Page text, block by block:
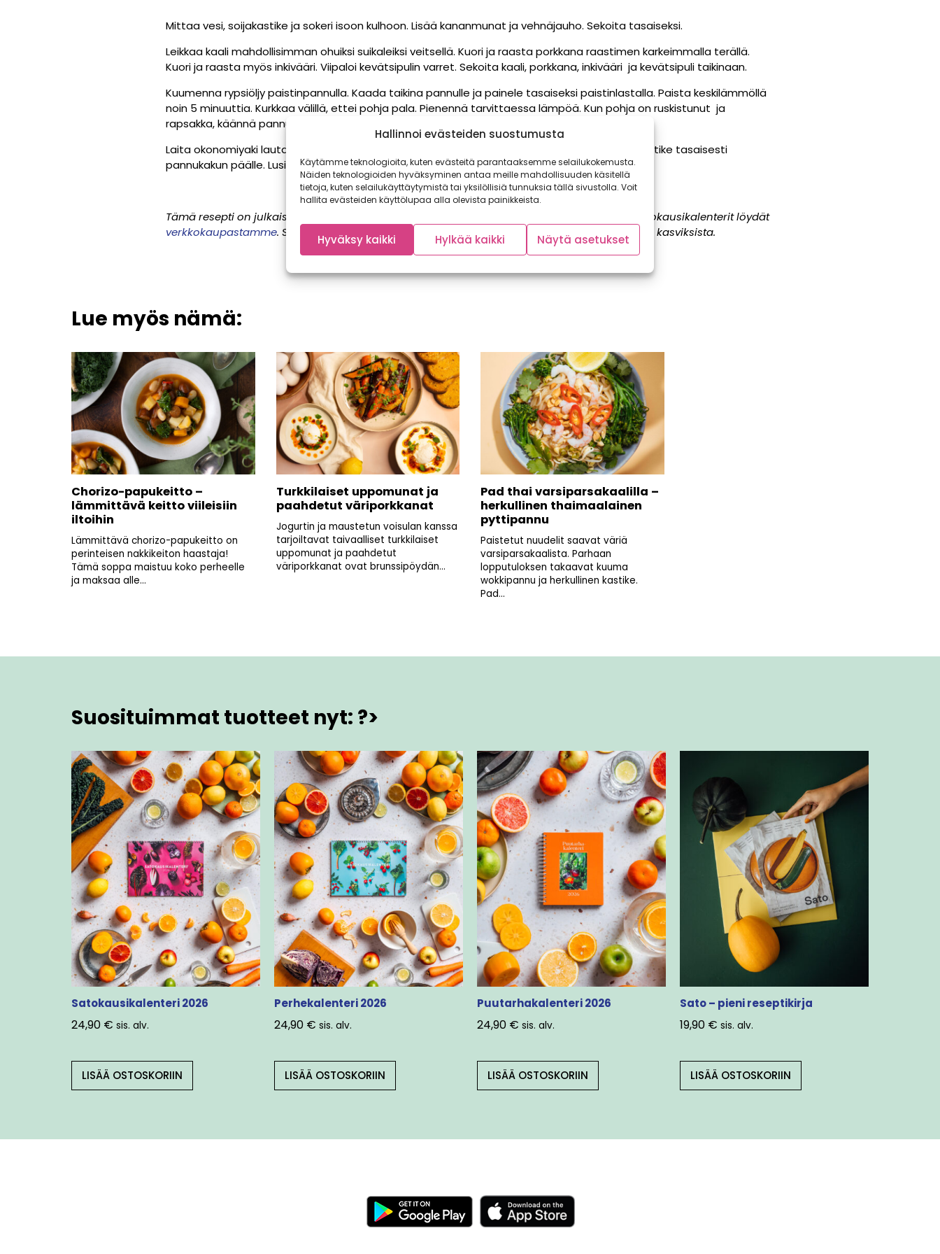
Hallinnoi evästeiden suostumusta
Käytämme teknologioita, kuten evästeitä parantaaksemme selailukokemusta.
Näiden teknologioiden hyväksyminen antaa meille mahdollisuuden käsitellä
tietoja, kuten selailukäyttäytymistä tai yksilöllisiä tunnuksia tällä sivustolla. Voit
hallita evästeiden käyttölupaa alla olevista painikkeista.
Hyväksy kaikki Hylkää kaikki Näytä asetukset
Mittaa vesi, soijakastike ja sokeri isoon kulhoon. Lisää kananmunat ja vehnäjauho. Sekoita tasaiseksi.
Leikkaa kaali mahdollisimman ohuiksi suikaleiksi veitsellä. Kuori ja raasta porkkana raastimen karkeimmalla terällä.
Kuori ja raasta myös inkivääri. Viipaloi kevätsipulin varret. Sekoita kaali, porkkana, inkivääri ja kevätsipuli taikinaan.
Kuumenna rypsiöljy paistinpannulla. Kaada taikina pannulle ja painele tasaiseksi paistinlastalla. Paista keskilämmöllä
noin 5 minuuttia. Kurkkaa välillä, ettei pohja pala. Pienennä tarvittaessa lämpöä. Kun pohja on ruskistunut ja
rapsakka, käännä pannukakku varovasti ja paista myös toiselta puolelta rapeaksi.
Laita okonomiyaki lautaselle. Sekoita kaikki kastikkeen ainekset lusikalla keskenään ja levitä kastike tasaisesti
pannukakun päälle. Lusikoi päälle vielä hieman majoneesia ja koristele kevätsipulilla.
Tämä resepti on julkaistu alun perin Satokausikalenterissa 2024. Kaikki myynnissä olevat Satokausikalenterit löydät
verkkokaupastamme. Satokausikalenterista löydät aina ajankohtaiset tiedot kunkin sesongin kasviksista.
Lue myös nämä:
Chorizo-papukeitto –
lämmittävä keitto viileisiin
iltoihin
Lämmittävä chorizo-papukeitto on
perinteisen nakkikeiton haastaja!
Tämä soppa maistuu koko perheelle
ja maksaa alle...
Turkkilaiset uppomunat ja
paahdetut väriporkkanat
Jogurtin ja maustetun voisulan kanssa
tarjoiltavat taivaalliset turkkilaiset
uppomunat ja paahdetut
väriporkkanat ovat brunssipöydän...
Pad thai varsiparsakaalilla –
herkullinen thaimaalainen
pyttipannu
Paistetut nuudelit saavat väriä
varsiparsakaalista. Parhaan
lopputuloksen takaavat kuuma
wokkipannu ja herkullinen kastike.
Pad...
Suosituimmat tuotteet nyt: ?>
Satokausikalenteri 2026
24,90 € sis. alv.
LISÄÄ OSTOSKORIIN
Perhekalenteri 2026
24,90 € sis. alv.
LISÄÄ OSTOSKORIIN
Puutarhakalenteri 2026
24,90 € sis. alv.
LISÄÄ OSTOSKORIIN
Sato – pieni reseptikirja
19,90 € sis. alv.
LISÄÄ OSTOSKORIIN